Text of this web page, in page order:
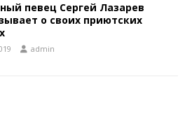
певец Сергей Лазарев
о своих приютских
admin